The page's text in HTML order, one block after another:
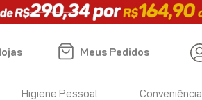
Meus Pedidos
Higiene Pessoal Conveniência